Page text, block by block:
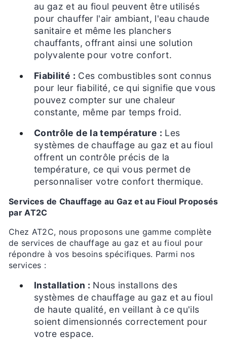
au gaz et au fioul peuvent être utilisés
pour chauffer l'air ambiant, l'eau chaude
sanitaire et même les planchers
chauffants, offrant ainsi une solution
polyvalente pour votre confort.
Fiabilité : Ces combustibles sont connus
pour leur fiabilité, ce qui signifie que vous
pouvez compter sur une chaleur
constante, même par temps froid.
Contrôle de la température : Les
systèmes de chauffage au gaz et au fioul
offrent un contrôle précis de la
température, ce qui vous permet de
personnaliser votre confort thermique.
Services de Chauffage au Gaz et au Fioul Proposés
par AT2C
Chez AT2C, nous proposons une gamme complète
de services de chauffage au gaz et au fioul pour
répondre à vos besoins spécifiques. Parmi nos
services :
Installation : Nous installons des
systèmes de chauffage au gaz et au fioul
de haute qualité, en veillant à ce qu'ils
soient dimensionnés correctement pour
votre espace.